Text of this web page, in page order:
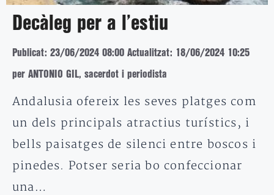
Decàleg per a l’estiu
Publicat: 23/06/2024 08:00 Actualitzat: 18/06/2024 10:25
per ANTONIO GIL, sacerdot i periodista
Andalusia ofereix les seves platges com
un dels principals atractius turístics, i
bells paisatges de silenci entre boscos i
pinedes. Potser seria bo confeccionar
una…